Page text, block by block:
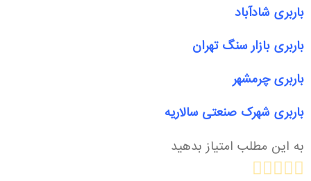
باربری شادآباد
باربری بازار سنگ تهران
باربری چرمشهر
باربری شهرک صنعتی سالاریه
به این مطلب امتیاز بدهید